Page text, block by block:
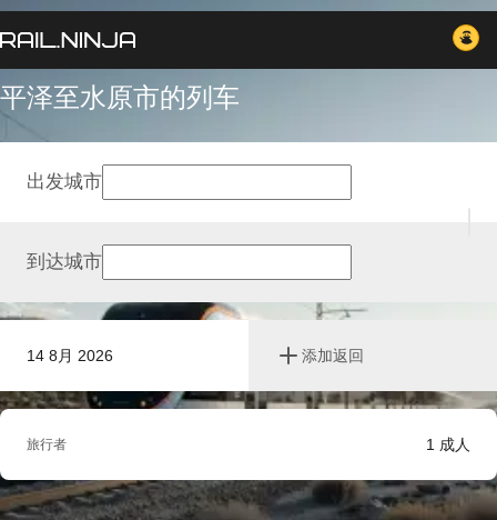
平泽至水原市的列车
14 8月 2026 添加返回
出发城市
到达城市
旅行者 1 成人